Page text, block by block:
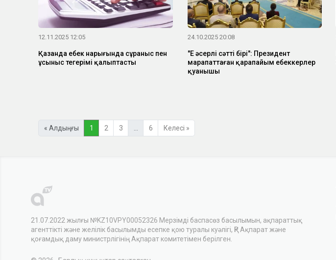
12.11.2025 12:05
Қазанда еңбек нарығында сұраныс пен
ұсыныс теңгерімі қалыптасты
24.10.2025 20:08
"Ең әсерлі сәттің бірі": Президент
марапаттаған қарапайым еңбеккерлер
қуанышы
« Алдыңғы 1 2 3 6 Келесі »
21.07.2022 жылғы №KZ10VPY00052326 Мерзімді баспасөз басылымын, ақпараттық
агенттікті және желілік басылымды есепке қою туралы куәлігі, ҚР Ақпарат және
қоғамдық даму министрлігінің Ақпарат комитетімен берілген.